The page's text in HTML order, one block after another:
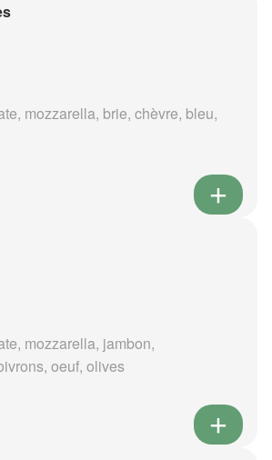
mozzarella, brie, chèvre, bleu,
mozzarella, jambon,
oeuf, olives